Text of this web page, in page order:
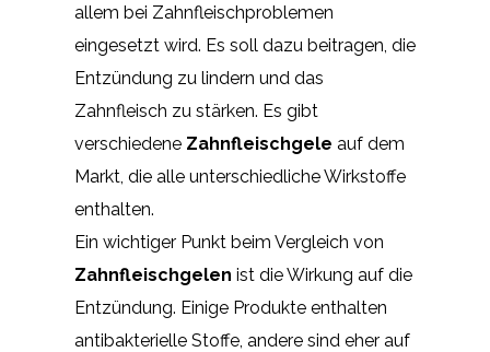
allem bei Zahnfleischproblemen
eingesetzt wird. Es soll dazu beitragen, die
Entzündung zu lindern und das
Zahnfleisch zu stärken. Es gibt
verschiedene Zahnfleischgele auf dem
Markt, die alle unterschiedliche Wirkstoffe
enthalten.
Ein wichtiger Punkt beim Vergleich von
Zahnfleischgelen ist die Wirkung auf die
Entzündung. Einige Produkte enthalten
antibakterielle Stoffe, andere sind eher auf